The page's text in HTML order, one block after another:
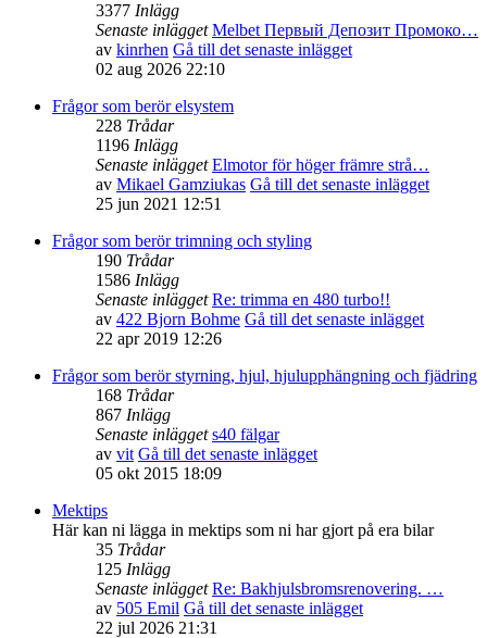
3377 Inlägg
Senaste inlägget Melbet Первый Депозит Промоко…
av kinrhen Gå till det senaste inlägget
02 aug 2026 22:10
Frågor som berör elsystem
228 Trådar
1196 Inlägg
Senaste inlägget Elmotor för höger främre strå…
av Mikael Gamziukas Gå till det senaste inlägget
25 jun 2021 12:51
Frågor som berör trimning och styling
190 Trådar
1586 Inlägg
Senaste inlägget Re: trimma en 480 turbo!!
av 422 Bjorn Bohme Gå till det senaste inlägget
22 apr 2019 12:26
Frågor som berör styrning, hjul, hjulupphängning och fjädring
168 Trådar
867 Inlägg
Senaste inlägget s40 fälgar
av vit Gå till det senaste inlägget
05 okt 2015 18:09
Mektips
Här kan ni lägga in mektips som ni har gjort på era bilar
35 Trådar
125 Inlägg
Senaste inlägget Re: Bakhjulsbromsrenovering. …
av 505 Emil Gå till det senaste inlägget
22 jul 2026 21:31